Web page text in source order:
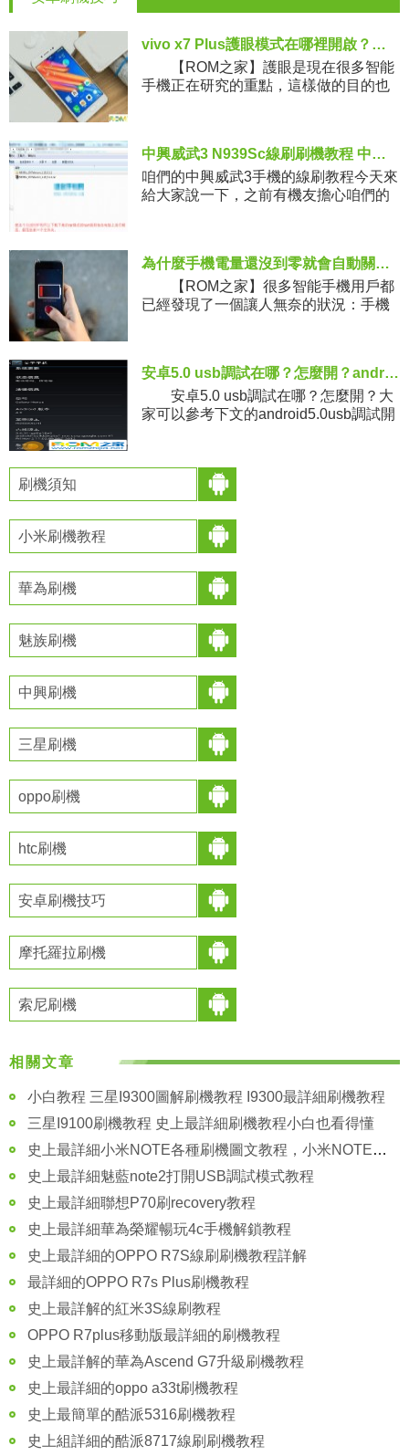
vivo x7 Plus護眼模式在哪裡開啟？有什麼作用？
【ROM之家】護眼是現在很多智能
手機正在研究的重點，這樣做的目的也
中興威武3 N939Sc線刷刷機教程 中興威武3線刷救磚包下載
咱們的中興威武3手機的線刷教程今天來
給大家說一下，之前有機友擔心咱們的
為什麼手機電量還沒到零就會自動關機？
【ROM之家】很多智能手機用戶都
已經發現了一個讓人無奈的狀況：手機
安卓5.0 usb調試在哪？怎麼開？android5.0usb調試開啟教程
安卓5.0 usb調試在哪？怎麼開？大
家可以參考下文的android5.0usb調試開
刷機須知
小米刷機教程
華為刷機
魅族刷機
中興刷機
三星刷機
oppo刷機
htc刷機
安卓刷機技巧
摩托羅拉刷機
索尼刷機
相關文章
小白教程 三星I9300圖解刷機教程 I9300最詳細刷機教程
三星I9100刷機教程 史上最詳細刷機教程小白也看得懂
史上最詳細小米NOTE各種刷機圖文教程，小米NOTE刷機教程
史上最詳細魅藍note2打開USB調試模式教程
史上最詳細聯想P70刷recovery教程
史上最詳細華為榮耀暢玩4c手機解鎖教程
史上最詳細的OPPO R7S線刷刷機教程詳解
最詳細的OPPO R7s Plus刷機教程
史上最詳解的紅米3S線刷教程
OPPO R7plus移動版最詳細的刷機教程
史上最詳解的華為Ascend G7升級刷機教程
史上最詳細的oppo a33t刷機教程
史上最簡單的酷派5316刷機教程
史上組詳細的酷派8717線刷刷機教程